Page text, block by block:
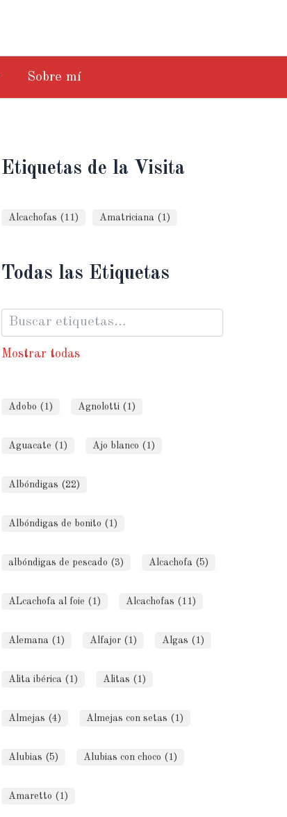
Sobre mí
Etiquetas de la Visita
Alcachofas (11) Amatriciana (1)
Todas las Etiquetas
Mostrar todas
Adobo (1) Agnolotti (1)
Aguacate (1) Ajo blanco (1)
Albóndigas (22)
Albóndigas de bonito (1)
albóndigas de pescado (3) Alcachofa (5)
ALcachofa al foie (1) Alcachofas (11)
Alemana (1) Alfajor (1) Algas (1)
Alita ibérica (1) Alitas (1)
Almejas (4) Almejas con setas (1)
Alubias (5) Alubias con choco (1)
Amaretto (1)